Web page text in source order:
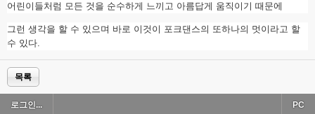
어린이들처럼 모든 것을 순수하게 느끼고 아름답게 움직이기 때문에
그런 생각을 할 수 있으며 바로 이것이 포크댄스의 또하나의 멋이라고 할
수 있다.
목록
로그인... PC